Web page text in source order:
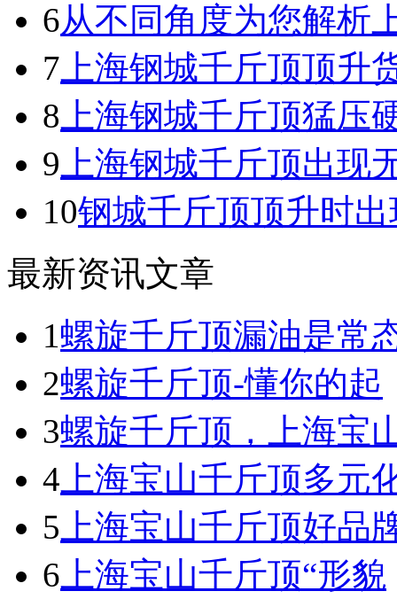
6从不同角度为您解析
7 上海钢城千斤顶顶升
8 上海钢城千斤顶猛压
9 上海钢城千斤顶出现
10钢城千斤顶顶升时出
最新资讯文章
1螺旋千斤顶漏油是常
2螺旋千斤顶-懂你的起
3螺旋千斤顶，上海宝
4 上海宝山千斤顶多元
5 上海宝山千斤顶好品
6 上海宝山千斤顶“形貌